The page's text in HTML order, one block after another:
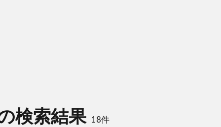
検索結果 18件